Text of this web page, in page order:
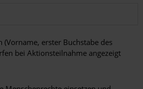
(Vorname, erster Buchstabe des
bei Aktionsteilnahme angezeigt